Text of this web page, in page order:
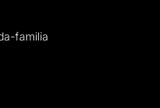
familia